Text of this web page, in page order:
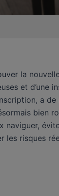
la
et d’une
a de
bien
naviguer,
les risques